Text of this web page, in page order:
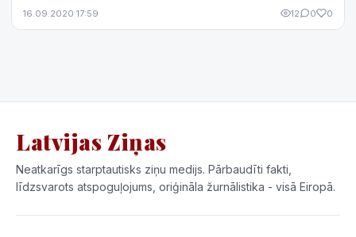
16.09.2020 17:59 12 0 0
Latvijas Ziņas
Neatkarīgs starptautisks ziņu medijs. Pārbaudīti fakti,
līdzsvarots atspoguļojums, oriģināla žurnālistika - visā Eiropā.